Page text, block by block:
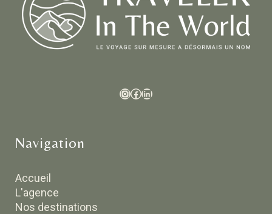
Navigation
Accueil
L'agence
Nos destinations